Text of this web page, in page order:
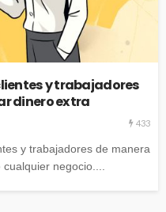
y trabajadores
dinero extra
433
y trabajadores de manera
negocio....